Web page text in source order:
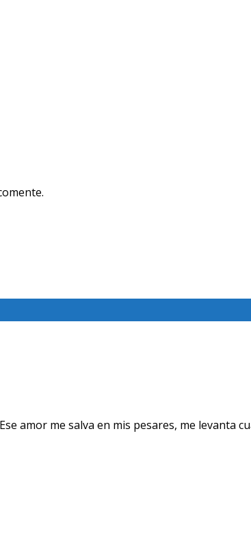
amor me salva en mis pesares, me levanta